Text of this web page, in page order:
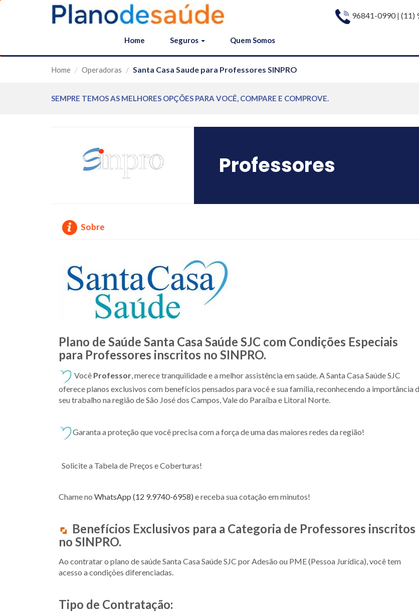
96841-0990| (11)
Home Seguros Quem Somos
Home Operadoras Santa Casa Saude para Professores SINPRO
SEMPRE TEMOS AS MELHORES OPÇÕES PARA VOCÊ, COMPARE E COMPROVE.
Professores
Sobre
Plano de Saúde Santa Casa Saúde SJC com Condições Especiais
para Professores inscritos no SINPRO.
Você Professor , merece tranquilidade e a melhor assistência em saúde. A Santa Casa Saúde SJC
oferece planos exclusivos com benefícios pensados para você e sua família, reconhecendo a importância
seu trabalho na região de São José dos Campos, Vale do Paraíba e Litoral Norte.
Garanta a proteção que você precisa com a força de uma das maiores redes da região!
Solicite a Tabela de Preços e Coberturas!
Chame no WhatsApp (12 9.9740-6958) e receba sua cotação em minutos!
Benefícios Exclusivos para a Categoria de Professores inscritos
no SINPRO.
Ao contratar o plano de saúde Santa Casa Saúde SJC por Adesão ou PME (Pessoa Jurídica), você tem
acesso a condições diferenciadas.
Tipo de Contratação: